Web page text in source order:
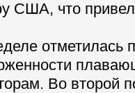
США, что
отметилась
Во второй